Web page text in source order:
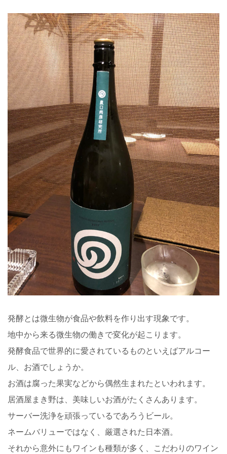
発酵とは微生物が食品や飲料を作り出す現象です。
地中から来る微生物の働きで変化が起こります。
発酵食品で世界的に愛されているものといえばアルコー
ル、お酒でしょうか。
お酒は腐った果実などから偶然生まれたといわれます。
居酒屋まき野は、美味しいお酒がたくさんあります。
サーバー洗浄を頑張っているであろうビール。
ネームバリューではなく、厳選された日本酒。
それから意外にもワインも種類が多く、こだわりのワイン